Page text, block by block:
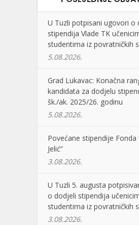
U Tuzli potpisani ugovori o
stipendija Vlade TK
studentima iz povratničkih
5.08.2026.
Grad Lukavac: Konačna
kandidata za dodjelu
šk./ak. 2025/26. godinu
5.08.2026.
Povećane stipendije Fonda
Jelić”
3.08.2026.
U Tuzli 5. augusta
o dodjeli stipendija
studentima iz povratničkih
3.08.2026.